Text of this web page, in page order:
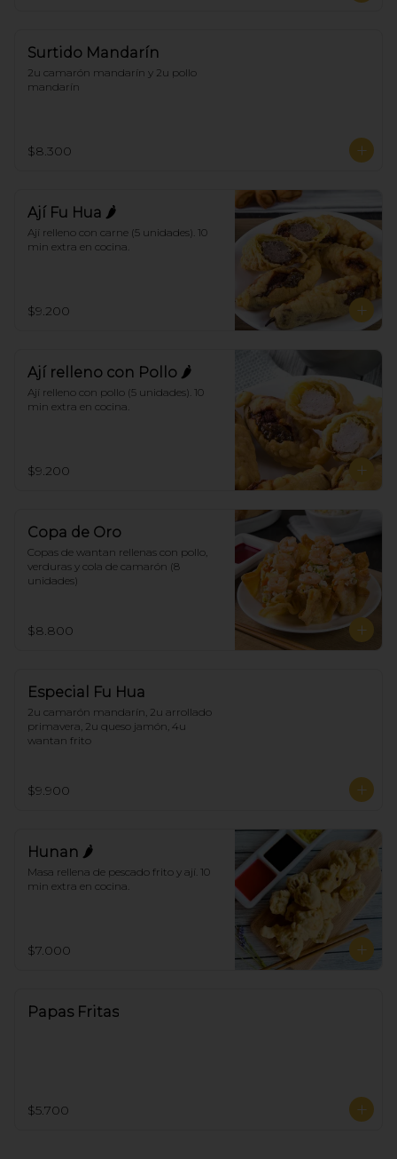
Surtido Mandarín
2u camarón mandarín y 2u pollo
mandarín
$8.300
Ají Fu Hua 🌶
Ají relleno con carne (5 unidades). 10
min extra en cocina.
$9.200
Ají relleno con Pollo 🌶
Ají relleno con pollo (5 unidades). 10
min extra en cocina.
$9.200
Copa de Oro
Copas de wantan rellenas con pollo,
verduras y cola de camarón (8
unidades)
$8.800
Especial Fu Hua
2u camarón mandarín, 2u arrollado
primavera, 2u queso jamón, 4u
wantan frito
$9.900
Hunan 🌶
Masa rellena de pescado frito y ají. 10
min extra en cocina.
$7.000
Papas Fritas
$5.700